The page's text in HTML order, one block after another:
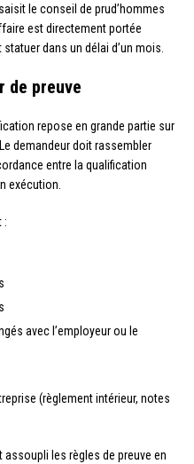
le conseil de prud’hommes
est directement portée
dans un délai d’un mois.
de preuve
repose en grande partie sur
demandeur doit rassembler
entre la qualification
exécution.
:
avec l’employeur ou le
(règlement intérieur, notes
assoupli les règles de preuve en